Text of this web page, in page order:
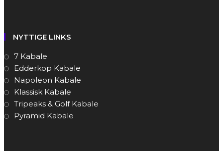
NYTTIGE LINKS
7 Kabale
Edderkop Kabale
Napoleon Kabale
Klassisk Kabale
Tripeaks & Golf Kabale
Pyramid Kabale